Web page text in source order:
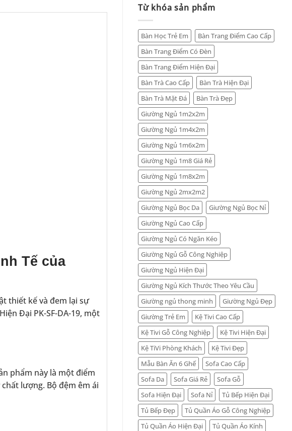
Từ khóa sản phẩm
Bàn Học Trẻ Em
Bàn Trang Điểm Cao Cấp
Bàn Trang Điểm Có Đèn
Bàn Trang Điểm Hiện Đại
Bàn Trà Cao Cấp
Bàn Trà Hiện Đại
Bàn Trà Mặt Đá
Bàn Trà Đẹp
Giường Ngủ 1m2x2m
Giường Ngủ 1m4x2m
Giường Ngủ 1m6x2m
Giường Ngủ 1m8 Giá Rẻ
Giường Ngủ 1m8x2m
Giường Ngủ 2mx2m2
Giường Ngủ Bọc Da
Giường Ngủ Bọc Nỉ
Giường Ngủ Cao Cấp
Giường Ngủ Có Ngăn Kéo
Giường Ngủ Gỗ Công Nghiệp
Giường Ngủ Hiện Đại
Giường Ngủ Kích Thước Theo Yêu Cầu
Giường ngủ thong minh
Giường Ngủ Đẹp
Giường Trẻ Em
Kệ Tivi Cao Cấp
Kệ Tivi Gỗ Công Nghiệp
Kệ Tivi Hiện Đại
Kệ TiVi Phòng Khách
Kệ Tivi Đẹp
Mẫu Bàn Ăn 6 Ghế
Sofa Cao Cấp
Sofa Da
Sofa Giá Rẻ
Sofa Gỗ
Sofa Hiện Đại
Sofa Nỉ
Tủ Bếp Hiện Đại
Tủ Bếp Đẹp
Tủ Quần Áo Gỗ Công Nghiệp
Tủ Quần Áo Hiện Đại
Tủ Quần Áo Kính
Tế của
thiết kế và đem lại sự
Đại PK-SF-DA-19, một
phẩm này là một điểm
lượng. Bộ đệm êm ái